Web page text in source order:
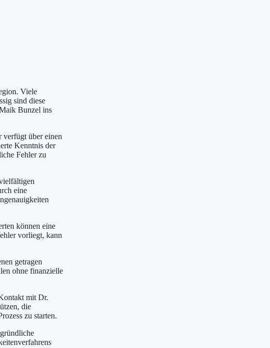
Viele
sind diese
Bunzel ins
über einen
Kenntnis der
Fehler zu
eine
können eine
vorliegt, kann
getragen
ohne finanzielle
mit Dr.
die
zu starten.